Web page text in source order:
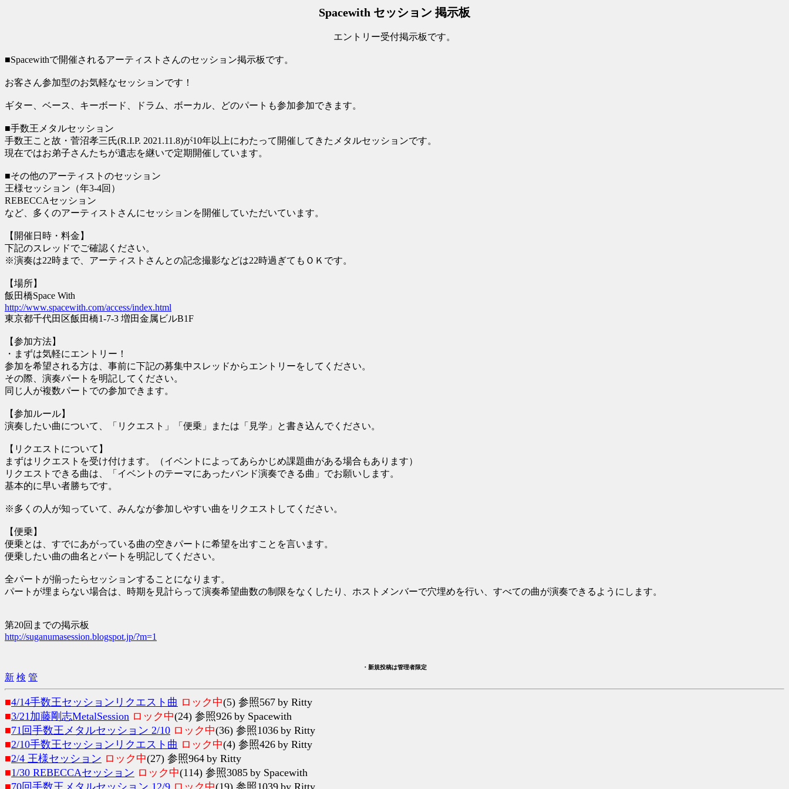
Spacewith セッション 掲示板
エントリー受付掲示板です。
■Spacewithで開催されるアーティストさんのセッション掲示板です。
お客さん参加型のお気軽なセッションです！
ギター、ベース、キーボード、ドラム、ボーカル、どのパートも参加参加できます。
■手数王メタルセッション
手数王こと故・菅沼孝三氏(R.I.P. 2021.11.8)が10年以上にわたって開催してきたメタルセッションです。
現在ではお弟子さんたちが遺志を継いで定期開催しています。
■その他のアーティストのセッション
王様セッション（年3-4回）
REBECCAセッション
など、多くのアーティストさんにセッションを開催していただいています。
【開催日時・料金】
下記のスレッドでご確認ください。
※演奏は22時まで、アーティストさんとの記念撮影などは22時過ぎてもＯＫです。
【場所】
飯田橋Space With
http://www.spacewith.com/access/index.html
東京都千代田区飯田橋1-7-3 増田金属ビルB1F
【参加方法】
・まずは気軽にエントリー！
参加を希望される方は、事前に下記の募集中スレッドからエントリーをしてください。
その際、演奏パートを明記してください。
同じ人が複数パートでの参加できます。
【参加ルール】
演奏したい曲について、「リクエスト」「便乗」または「見学」と書き込んでください。
【リクエストについて】
まずはリクエストを受け付けます。（イベントによってあらかじめ課題曲がある場合もあります）
リクエストできる曲は、「イベントのテーマにあったバンド演奏できる曲」でお願いします。
基本的に早い者勝ちです。
※多くの人が知っていて、みんなが参加しやすい曲をリクエストしてください。
【便乗】
便乗とは、すでにあがっている曲の空きパートに希望を出すことを言います。
便乗したい曲の曲名とパートを明記してください。
全パートが揃ったらセッションすることになります。
パートが埋まらない場合は、時期を見計らって演奏希望曲数の制限をなくしたり、ホストメンバーで穴埋めを行い、すべての曲が演奏できるようにします。
第20回までの掲示板
http://suganumasession.blogspot.jp/?m=1
・新規投稿は管理者限定
新 検 管
■4/14手数王セッションリクエスト曲 ロック中(5) 参照567 by Ritty
■3/21加藤剛志MetalSession ロック中(24) 参照926 by Spacewith
■71回手数王メタルセッション 2/10 ロック中(36) 参照1036 by Ritty
■2/10手数王セッションリクエスト曲 ロック中(4) 参照426 by Ritty
■2/4 王様セッション ロック中(27) 参照964 by Ritty
■1/30 REBECCAセッション ロック中(114) 参照3085 by Spacewith
■70回手数王メタルセッション 12/9 ロック中(19) 参照1039 by Ritty